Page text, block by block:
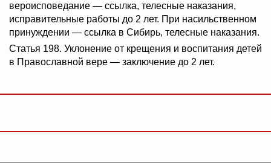
вероисповедание — ссылка, телесные наказания,
исправительные работы до 2 лет. При насильственном
принуждении — ссылка в Сибирь, телесные наказания.
Статья 198. Уклонение от крещения и воспитания детей
в Православной вере — заключение до 2 лет.